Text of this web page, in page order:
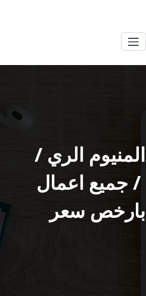
الري /
65857744 / جميع اعمال
بارخص سعر